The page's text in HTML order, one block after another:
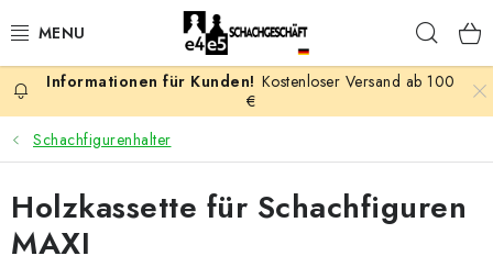
Inhalt
AKTION
SCHACHSPIELE
SCHACHFIGUREN
Kostenloser Versand ab 100
€
Schachfigurenhalter
Holzkassette für Schachfiguren
MAXI